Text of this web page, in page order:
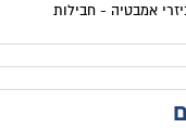
אמבטיה - חבילות